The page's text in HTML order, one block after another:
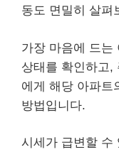
동도 면밀히 살펴
가장 마음에 드는
상태를 확인하고,
에게 해당 아파트
방법입니다.
시세가 급변할 수